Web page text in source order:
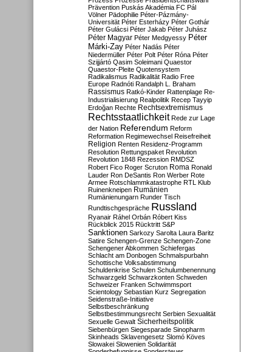
Prävention Puskás Akadémia FC Pál
Völner Pädophilie Péter-Pázmány-
Universität Péter Esterházy Péter Gothár
Péter Gulácsi Péter Jakab Péter Juhász
Péter Magyar Péter Medgyessy Péter
Márki-Zay Péter Nadás Péter
Niedermüller Péter Polt Péter Róna Péter
Szijjártó Qasim Soleimani Quaestor
Quaestor-Pleite Quotensystem
Radikalismus Radikalität Radio Free
Europe Radnóti Randalph L. Braham
Rassismus Ratkó-Kinder Rattenplage Re-
Industrialisierung Realpolitik Recep Tayyip
Erdoğan Rechte Rechtsextremismus
Rechtsstaatlichkeit Rede zur Lage
der Nation Referendum Reform
Reformation Regimewechsel Reisefreiheit
Religion Renten Residenz-Programm
Resolution Rettungspaket Revolution
Revolution 1848 Rezession RMDSZ
Robert Fico Roger Scruton Roma Ronald
Lauder Ron DeSantis Ron Werber Rote
Armee Rotschlammkatastrophe RTL Klub
Ruinenkneipen Rumänien
Rumänienungarn Runder Tisch
Rundtischgespräche Russland
Ryanair Ráhel Orbán Róbert Kiss
Rückblick 2015 Rücktritt S&P
Sanktionen Sarkozy Sarolta Laura Baritz
Satire Schengen-Grenze Schengen-Zone
Schengener Abkommen Schiefergas
Schlacht am Donbogen Schmalspurbahn
Schottische Volksabstimmung
Schuldenkrise Schulen Schulumbenennung
Schwarzgeld Schwarzkonten Schweden
Schweizer Franken Schwimmsport
Scientology Sebastian Kurz Segregation
Seidenstraße-Initiative
Selbstbeschränkung
Selbstbestimmungsrecht Serbien Sexualität
Sexuelle Gewalt Sicherheitspolitik
Siebenbürgen Siegesparade Sinopharm
Skinheads Sklavengesetz Slomó Köves
Slowakei Slowenien Solidarität